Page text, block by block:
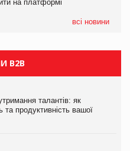
на платформі
всі новини
на платформі
B2B
талантів: як
продуктивність вашої